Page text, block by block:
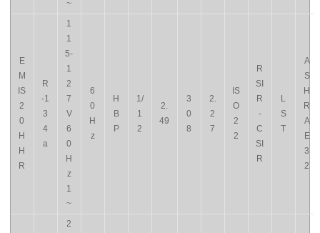
~
E
M
IS
2
0
H
H
R
R
-1
3
4
a
1
1
5-
1
2
7
V
6
0
H
z
1
~
6
0
H
z
H
B
P
1/
1
2
2.
49
3
0
8
2.
2
7
IS
O
2
2
R
SI
R
-
C
SI
R
L
S
T
A
S
H
R
A
E
3
2
2